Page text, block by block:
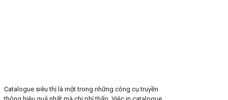
Catalogue siêu thị là một trong những công cụ truyền